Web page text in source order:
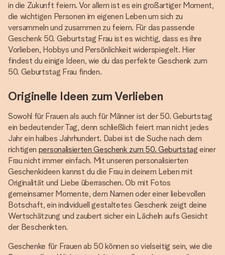
in die Zukunft feiern. Vor allem ist es ein großartiger Moment,
die wichtigen Personen im eigenen Leben um sich zu
versammeln und zusammen zu feiern. Für das passende
Geschenk 50. Geburtstag Frau ist es wichtig, dass es ihre
Vorlieben, Hobbys und Persönlichkeit widerspiegelt. Hier
findest du einige Ideen, wie du das perfekte Geschenk zum
50. Geburtstag Frau finden.
Originelle Ideen zum Verlieben
Sowohl für Frauen als auch für Männer ist der 50. Geburtstag
ein bedeutender Tag, denn schließlich feiert man nicht jedes
Jahr ein halbes Jahrhundert. Dabei ist die Suche nach dem
richtigen personalisierten Geschenk zum 50. Geburtstag einer
Frau nicht immer einfach. Mit unseren personalisierten
Geschenkideen kannst du die Frau in deinem Leben mit
Originalität und Liebe überraschen. Ob mit Fotos
gemeinsamer Momente, dem Namen oder einer liebevollen
Botschaft, ein individuell gestaltetes Geschenk zeigt deine
Wertschätzung und zaubert sicher ein Lächeln aufs Gesicht
der Beschenkten.
Geschenke für Frauen ab 50 können so vielseitig sein, wie die